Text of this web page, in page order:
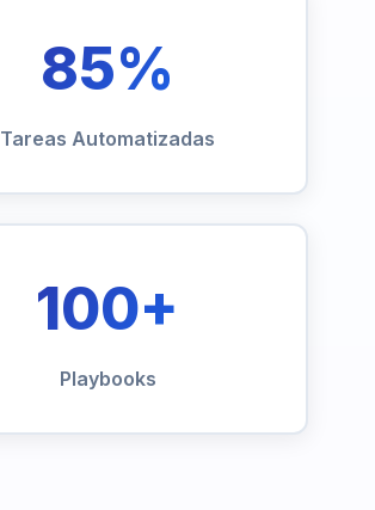
85%
Tareas Automatizadas
100+
Playbooks